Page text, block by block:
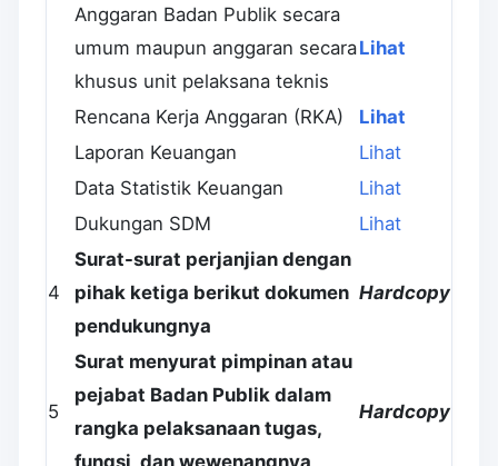
Anggaran Badan Publik secara
umum maupun anggaran secara
khusus unit pelaksana teknis
Lihat
Rencana Kerja Anggaran (RKA)
Lihat
Laporan Keuangan
Lihat
Data Statistik Keuangan
Lihat
Dukungan SDM
Lihat
4
Surat-surat perjanjian dengan
pihak ketiga berikut dokumen
pendukungnya
Hardcopy
5
Surat menyurat pimpinan atau
pejabat Badan Publik dalam
rangka pelaksanaan tugas,
fungsi, dan wewenangnya
Hardcopy